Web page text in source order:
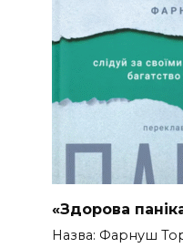
«Здорова
Назва: Фарнуш